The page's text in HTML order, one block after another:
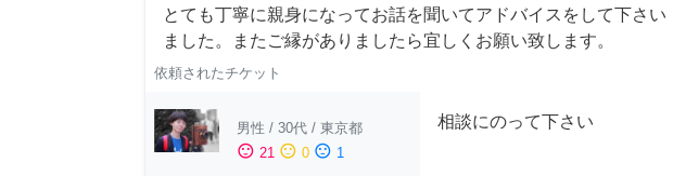
とても丁寧に親身になってお話を聞いてアドバイスをして下さい
ました。またご縁がありましたら宜しくお願い致します。
依頼されたチケット
男性 / 30代 / 東京都
sentiment_satisfied 21 sentiment_neutral 0 sentiment_dissatisfied 1
相談にのって下さい